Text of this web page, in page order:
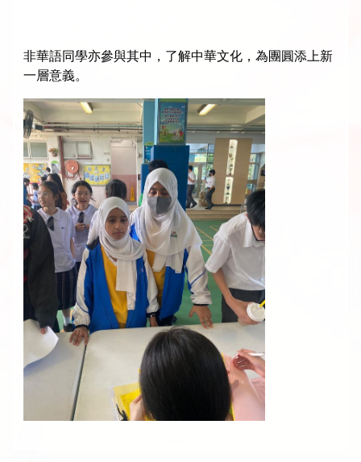
非華語同學亦參與其中，了解中華文化，為團圓添上新
一層意義。